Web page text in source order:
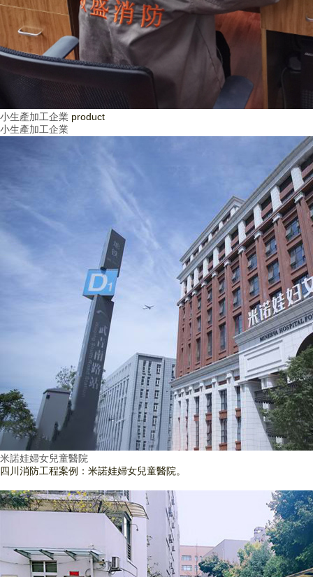
小生產加工企業 product
小生產加工企業
米諾娃婦女兒童醫院
四川消防工程案例：米諾娃婦女兒童醫院。